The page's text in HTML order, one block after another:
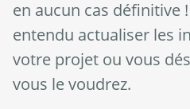
en aucun cas définitive
entendu actualiser les
votre projet ou vous
vous le voudrez.